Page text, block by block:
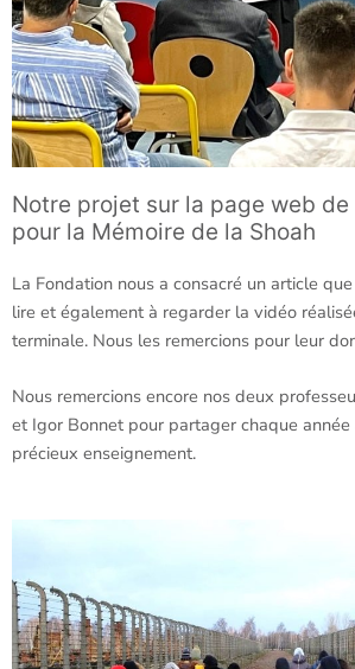
Notre projet sur la page web de
pour la Mémoire de la Shoah
La Fondation nous a consacré un article
lire et également à regarder la vidéo
terminale. Nous les remercions pour leur
Nous remercions encore nos deux
et Igor Bonnet pour partager chaque
précieux enseignement.